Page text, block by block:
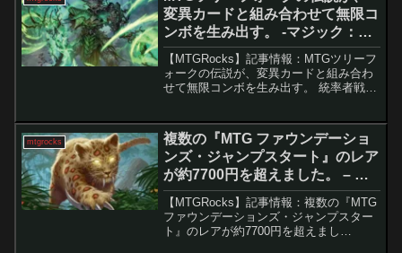
変異カードと組み合わせて無限コ
ンボを生み出す。 -マジック：
ザ・ギャザリング
【MTGRocks】記事情報：MTGツリーフ
ォークの伝説が、変異カードと組み合わ
せて無限コンボを生み出す。 統率者戦
マ”でデッキを構築する楽しみがありま
す。そんな独自...
mtgrocks
複数の『MTG ファウンデーショ
ンズ・ジャンプスタート』のレア
が約7700円を超えました。 – マ
ジック：ザ・ギャザリング
【MTGRocks】記事情報：複数の『MTG
ファウンデーションズ・ジャンプスター
ト』のレアが約7700円を超えまし